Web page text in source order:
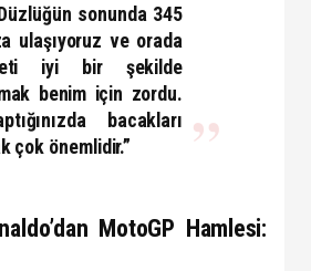
sonunda 345
ulaşıyoruz ve orada
iyi bir şekilde
benim için zordu.
bacakları
çok önemlidir.”
MotoGP Hamlesi: